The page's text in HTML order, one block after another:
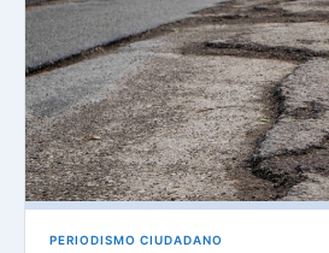
PERIODISMO CIUDADANO